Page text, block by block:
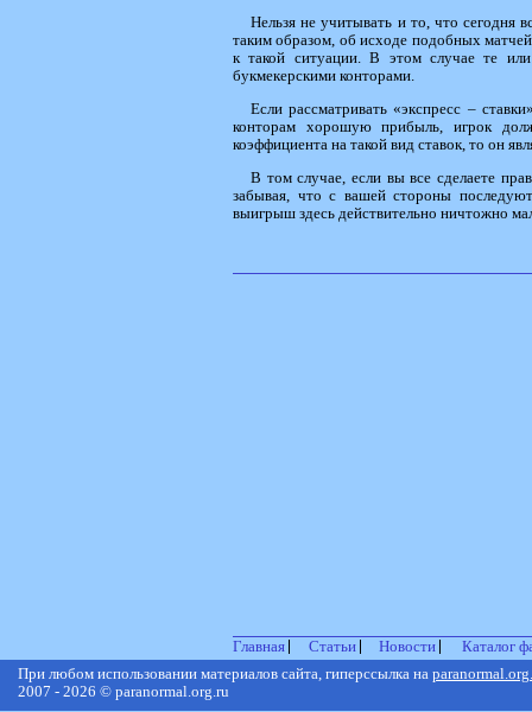
Нельзя не учитывать и то, что сегодня
таким образом, об исходе подобных
к такой ситуации. В этом случае те
букмекерскими конторами.
Если рассматривать «экспресс –
конторам хорошую прибыль, игрок
коэффициента на такой вид ставок, то он
В том случае, если вы все сделаете
забывая, что с вашей стороны
выигрыш здесь действительно ничтожно
Главная Статьи Новости
Каталог
При любом использовании материалов сайта, гиперссылка на
2007 - 2026 © paranormal.org.ru